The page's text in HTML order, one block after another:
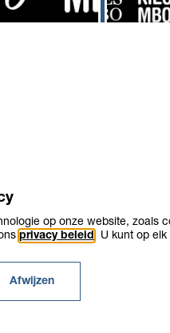
de
melding
met de
CookiesContact
op onze website, zoals
privacy beleid . U kunt op
Afwijzen